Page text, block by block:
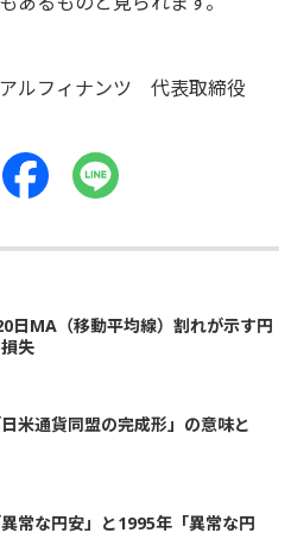
ルフィナンツ 代表取締役
日MA（移動平均線）割れが示す円
失
日米通貨同盟の完成形」の意味と
異常な円安」と1995年「異常な円